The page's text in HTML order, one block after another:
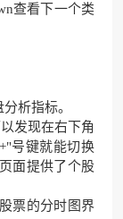
查看下一个类
析指标。
发现在右下角
号键就能切换
面提供了个股
票的分时图界